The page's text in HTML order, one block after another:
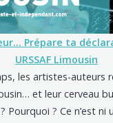
Prépare ta
URSSAF Limousin
les artistes-auteurs
et leur cerveau
Pourquoi ? Ce n’est ni